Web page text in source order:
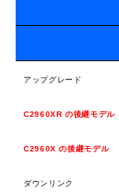
アップグレード
C2960XR の後継モデル
C2960X の後継モデル
ダウンリンク